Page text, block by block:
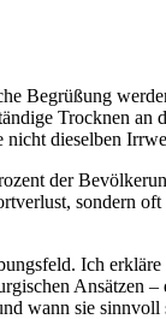
Begrüßung
‍Trocknen an‌
dieselben
⁢der
sondern oft
Ich
Ansätzen
‌wann​ sie sinnvoll